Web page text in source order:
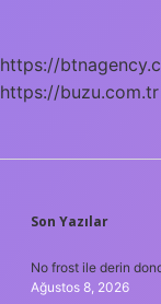
https://
https://buzu.com.tr
Son Yazılar
No frost ile derin
Ağustos 8, 2026